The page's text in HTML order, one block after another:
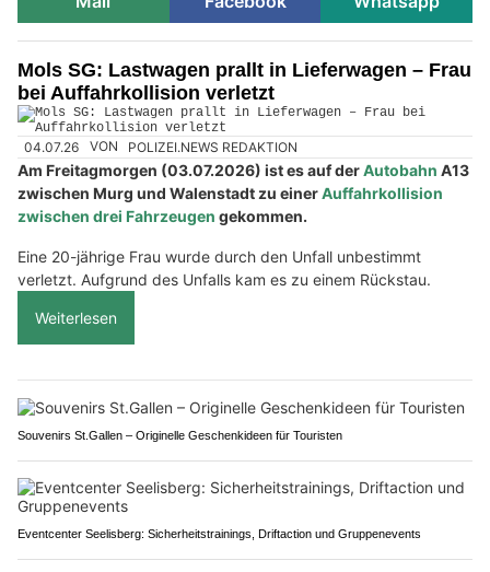
Mols SG: Lastwagen prallt in Lieferwagen – Frau
bei Auffahrkollision verletzt
04.07.26 VON POLIZEI.NEWS REDAKTION
Am Freitagmorgen (03.07.2026) ist es auf derAutobahn A13
zwischen Murg und Walenstadt zu einerAuffahrkollision
zwischen drei Fahrzeugen gekommen.
Eine 20-jährige Frau wurde durch den Unfall unbestimmt
verletzt. Aufgrund des Unfalls kam es zu einem Rückstau.
Weiterlesen
Souvenirs St.Gallen – Originelle Geschenkideen für Touristen
Eventcenter Seelisberg: Sicherheitstrainings, Driftaction und Gruppenevents